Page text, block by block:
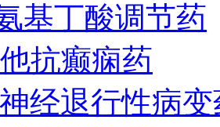
基丁酸调节药
抗癫痫药
经退行性病